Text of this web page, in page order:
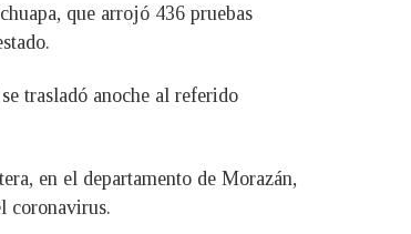
que arrojó 436 pruebas
trasladó anoche al referido
en el departamento de Morazán,
coronavirus.